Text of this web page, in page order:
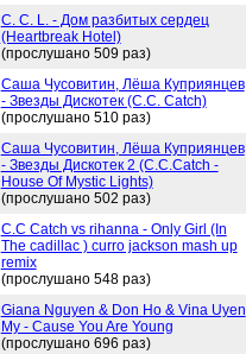
C. C. L. - Дом разбитых сердец
(Heartbreak Hotel)
(прослушано 509 раз)
Саша Чусовитин, Лёша Куприянцев
- Звезды Дискотек (C.C. Catch)
(прослушано 510 раз)
Саша Чусовитин, Лёша Куприянцев
- Звезды Дискотек 2 (C.C.Catch -
House Of Mystic Lights)
(прослушано 502 раз)
C.C Catch vs rihanna - Only Girl (In
The cadillac ) curro jackson mash up
remix
(прослушано 548 раз)
Giana Nguyen & Don Ho & Vina Uyen
My - Cause You Are Young
(прослушано 696 раз)